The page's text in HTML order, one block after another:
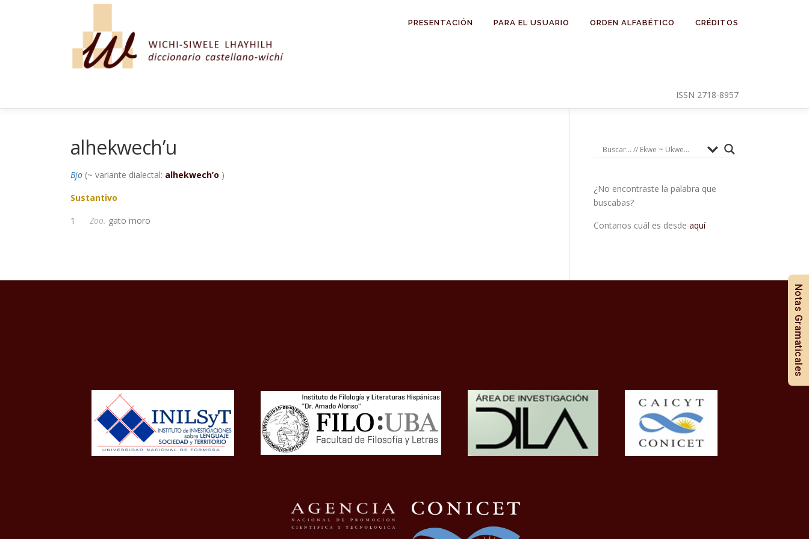
PRESENTACIÓN PARA EL USUARIO ORDEN ALFABÉTICO CRÉDITOS
ISSN 2718-8957
alhekwech’u
Bjo (~ variante dialectal: alhekwech’o )
Sustantivo
1 Zoo. gato moro
¿No encontraste la palabra que
buscabas?
Contanos cuál es desde aquí
Notas Gramaticales